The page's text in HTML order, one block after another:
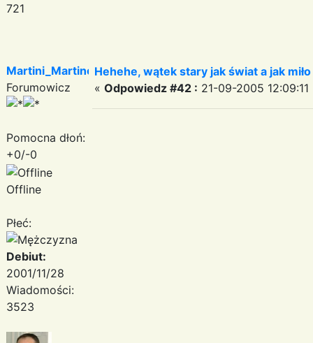
721
Martini_Martinez
Forumowicz
Pomocna dłoń:
+0/-0
Offline
Płeć:
Debiut:
2001/11/28
Wiadomości:
3523
Hehehe, wątek stary jak świat a jak
« Odpowiedz #42 : 21-09-2005 12:09:11